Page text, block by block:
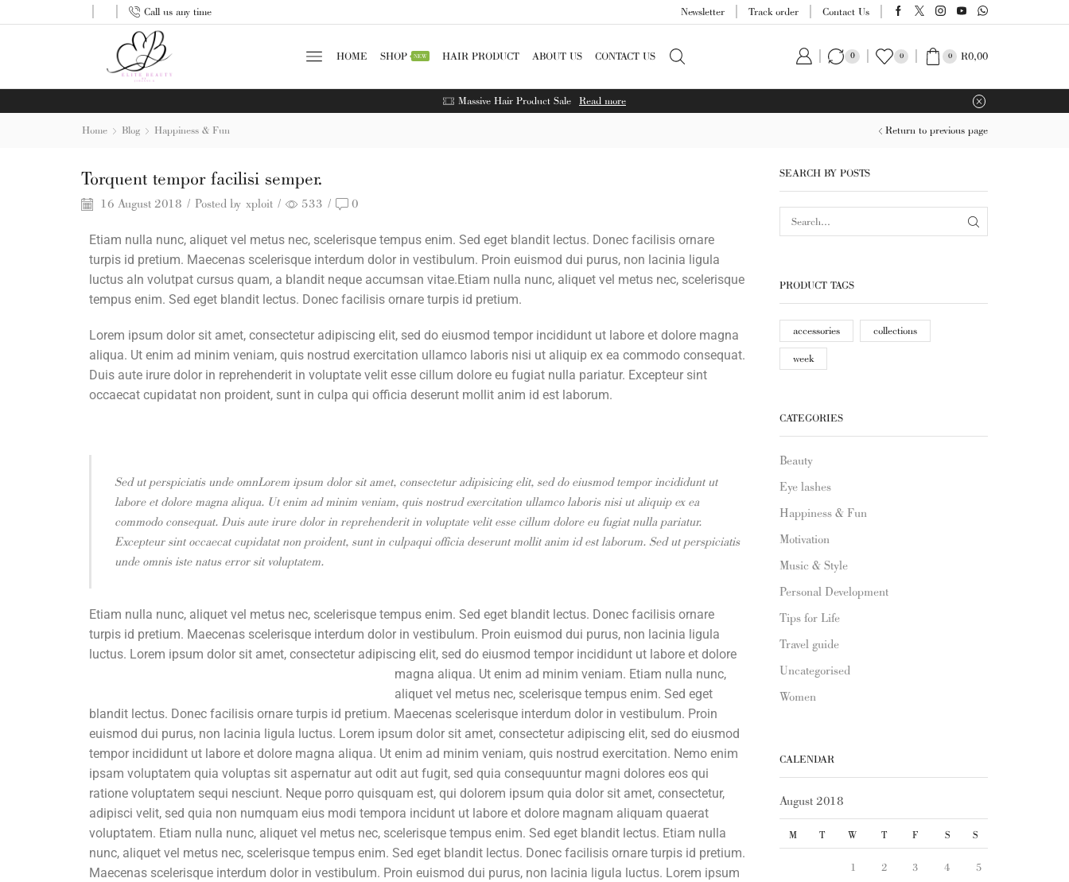
Call us any time Newsletter Track order Contact Us
HOME SHOP NEW HAIR PRODUCT ABOUT US CONTACT US 0 0 0 R0,00
Massive Hair Product Sale Read more
Return to previous page
Home Blog Happiness & Fun
Torquent tempor facilisi semper.
16 August 2018 / Posted by xploit / 533 / 0
Etiam nulla nunc, aliquet vel metus nec, scelerisque tempus enim. Sed eget blandit lectus. Donec facilisis ornare
turpis id pretium. Maecenas scelerisque interdum dolor in vestibulum. Proin euismod dui purus, non lacinia ligula
luctus aIn volutpat cursus quam, a blandit neque accumsan vitae.Etiam nulla nunc, aliquet vel metus nec, scelerisque
tempus enim. Sed eget blandit lectus. Donec facilisis ornare turpis id pretium.
Lorem ipsum dolor sit amet, consectetur adipiscing elit, sed do eiusmod tempor incididunt ut labore et dolore magna
aliqua. Ut enim ad minim veniam, quis nostrud exercitation ullamco laboris nisi ut aliquip ex ea commodo consequat.
Duis aute irure dolor in reprehenderit in voluptate velit esse cillum dolore eu fugiat nulla pariatur. Excepteur sint
occaecat cupidatat non proident, sunt in culpa qui officia deserunt mollit anim id est laborum.
Sed ut perspiciatis unde omnLorem ipsum dolor sit amet, consectetur adipisicing elit, sed do eiusmod tempor incididunt ut
labore et dolore magna aliqua. Ut enim ad minim veniam, quis nostrud exercitation ullamco laboris nisi ut aliquip ex ea
commodo consequat. Duis aute irure dolor in reprehenderit in voluptate velit esse cillum dolore eu fugiat nulla pariatur.
Excepteur sint occaecat cupidatat non proident, sunt in culpaqui officia deserunt mollit anim id est laborum. Sed ut perspiciatis
unde omnis iste natus error sit voluptatem.
Etiam nulla nunc, aliquet vel metus nec, scelerisque tempus enim. Sed eget blandit lectus. Donec facilisis ornare
turpis id pretium. Maecenas scelerisque interdum dolor in vestibulum. Proin euismod dui purus, non lacinia ligula
luctus. Lorem ipsum dolor sit amet, consectetur adipiscing elit, sed do eiusmod tempor incididunt ut labore et dolore
magna aliqua. Ut enim ad minim veniam. Etiam nulla nunc,
aliquet vel metus nec, scelerisque tempus enim. Sed eget
blandit lectus. Donec facilisis ornare turpis id pretium. Maecenas scelerisque interdum dolor in vestibulum. Proin
euismod dui purus, non lacinia ligula luctus. Lorem ipsum dolor sit amet, consectetur adipiscing elit, sed do eiusmod
tempor incididunt ut labore et dolore magna aliqua. Ut enim ad minim veniam, quis nostrud exercitation. Nemo enim
ipsam voluptatem quia voluptas sit aspernatur aut odit aut fugit, sed quia consequuntur magni dolores eos qui
ratione voluptatem sequi nesciunt. Neque porro quisquam est, qui dolorem ipsum quia dolor sit amet, consectetur,
adipisci velit, sed quia non numquam eius modi tempora incidunt ut labore et dolore magnam aliquam quaerat
voluptatem. Etiam nulla nunc, aliquet vel metus nec, scelerisque tempus enim. Sed eget blandit lectus. Etiam nulla
nunc, aliquet vel metus nec, scelerisque tempus enim. Sed eget blandit lectus. Donec facilisis ornare turpis id pretium.
Maecenas scelerisque interdum dolor in vestibulum. Proin euismod dui purus, non lacinia ligula luctus. Lorem ipsum
SEARCH BY POSTS
PRODUCT TAGS
accessories collections
week
CATEGORIES
Beauty
Eye lashes
Happiness & Fun
Motivation
Music & Style
Personal Development
Tips for Life
Travel guide
Uncategorised
Women
CALENDAR
August 2018
M T W T F S S
1 2 3 4 5